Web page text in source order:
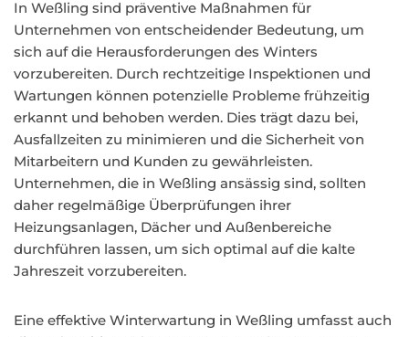
In Weßling sind präventive Maßnahmen für
Unternehmen von entscheidender Bedeutung, um
sich auf die Herausforderungen des Winters
vorzubereiten. Durch rechtzeitige Inspektionen und
Wartungen können potenzielle Probleme frühzeitig
erkannt und behoben werden. Dies trägt dazu bei,
Ausfallzeiten zu minimieren und die Sicherheit von
Mitarbeitern und Kunden zu gewährleisten.
Unternehmen, die in Weßling ansässig sind, sollten
daher regelmäßige Überprüfungen ihrer
Heizungsanlagen, Dächer und Außenbereiche
durchführen lassen, um sich optimal auf die kalte
Jahreszeit vorzubereiten.
Eine effektive Winterwartung in Weßling umfasst auch